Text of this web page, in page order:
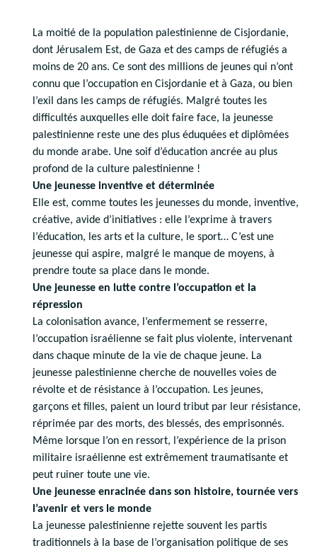
La moitié de la population palestinienne de Cisjordanie,
dont Jérusalem Est, de Gaza et des camps de réfugiés a
moins de 20 ans. Ce sont des millions de jeunes qui n’ont
connu que l’occupation en Cisjordanie et à Gaza, ou bien
l’exil dans les camps de réfugiés. Malgré toutes les
difficultés auxquelles elle doit faire face, la jeunesse
palestinienne reste une des plus éduquées et diplômées
du monde arabe. Une soif d’éducation ancrée au plus
profond de la culture palestinienne !
Une jeunesse inventive et déterminée
Elle est, comme toutes les jeunesses du monde, inventive,
créative, avide d’initiatives : elle l’exprime à travers
l’éducation, les arts et la culture, le sport… C’est une
jeunesse qui aspire, malgré le manque de moyens, à
prendre toute sa place dans le monde.
Une jeunesse en lutte contre l’occupation et la
répression
La colonisation avance, l’enfermement se resserre,
l’occupation israélienne se fait plus violente, intervenant
dans chaque minute de la vie de chaque jeune. La
jeunesse palestinienne cherche de nouvelles voies de
révolte et de résistance à l’occupation. Les jeunes,
garçons et filles, paient un lourd tribut par leur résistance,
réprimée par des morts, des blessés, des emprisonnés.
Même lorsque l’on en ressort, l’expérience de la prison
militaire israélienne est extrêmement traumatisante et
peut ruiner toute une vie.
Une jeunesse enracinée dans son histoire, tournée vers
l’avenir et vers le monde
La jeunesse palestinienne rejette souvent les partis
traditionnels à la base de l’organisation politique de ses